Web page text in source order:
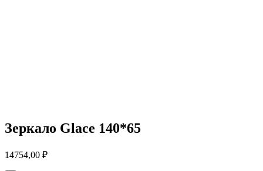
Зеркало Glace 140*65
14754,00 ₽